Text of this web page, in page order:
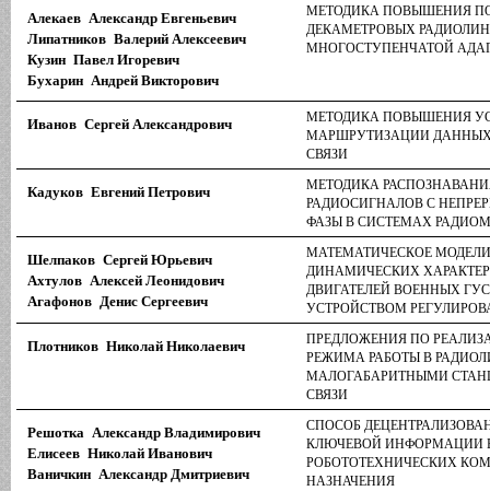
Алекаев Александр Евгеньевич
Липатников Валерий Алексеевич
Кузин Павел Игоревич
Бухарин Андрей Викторович
МЕТОДИКА ПОВЫШЕНИЯ
ДЕКАМЕТРОВЫХ
МНОГОСТУПЕНЧАТОЙ
Иванов Сергей Александрович
МЕТОДИКА ПОВЫШЕНИЯ
МАРШРУТИЗАЦИИ ДАННЫХ
СВЯЗИ
Кадуков Евгений Петрович
МЕТОДИКА
РАДИОСИГНАЛОВ С
ФАЗЫ В СИСТЕМАХ
Шелпаков Сергей Юрьевич
Ахтулов Алексей Леонидович
Агафонов Денис Сергеевич
МАТЕМАТИЧЕСКОЕ
ДИНАМИЧЕСКИХ
ДВИГАТЕЛЕЙ ВОЕННЫХ
УСТРОЙСТВОМ
Плотников Николай Николаевич
ПРЕДЛОЖЕНИЯ ПО
РЕЖИМА РАБОТЫ В
МАЛОГАБАРИТНЫМИ
СВЯЗИ
Решотка Александр Владимирович
Елисеев Николай Иванович
Ваничкин Александр Дмитриевич
СПОСОБ
КЛЮЧЕВОЙ ИНФОРМАЦИИ
РОБОТОТЕХНИЧЕСКИХ
НАЗНАЧЕНИЯ